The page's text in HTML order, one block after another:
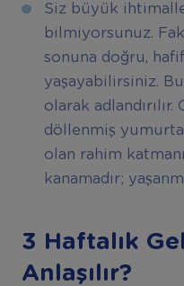
Siz büyük
bilmiyorsunuz.
sonuna doğru,
yaşayabilirsiniz.
olarak adlandırılır.
döllenmiş
olan rahim
kanamadır;
3 Haftalık
Anlaşılır?